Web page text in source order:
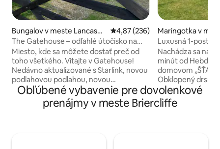
Bungalov v meste Lancashir
e
Priemerné ohodnotenie 4,87 z
4,87 (236)
The Gatehouse – odľahlé útočisko na
vidieku
Miesto, kde sa môžete dostať preč od
toho všetkého. Vitajte v Gatehouse!
Nedávno aktualizované s Starlink, novou
podlahovou podlahou, novou
manželskou posteľou veľkosti King a
extra kuchynským úložným priestorom.
Tento kuriózny bungalov na vrchole
Maringotka v
Luxusná 1-
ekologickou
Nachádza sa na
minút od
domovom
Obklopený
chatka Shepherd
na únik z vidieka.
drevo je ideálna
Obľúbené vybavenie pre dovolenkové
prenájmy v meste Briercliffe